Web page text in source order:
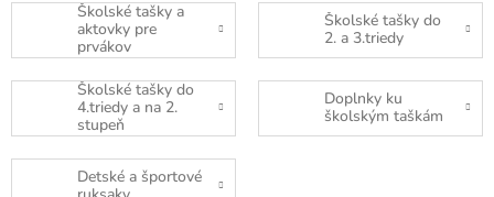
Školské tašky a
aktovky pre
prvákov
Školské tašky do
2. a 3.triedy
Školské tašky do
4.triedy a na 2.
stupeň
Doplnky ku
školským taškám
Detské a športové